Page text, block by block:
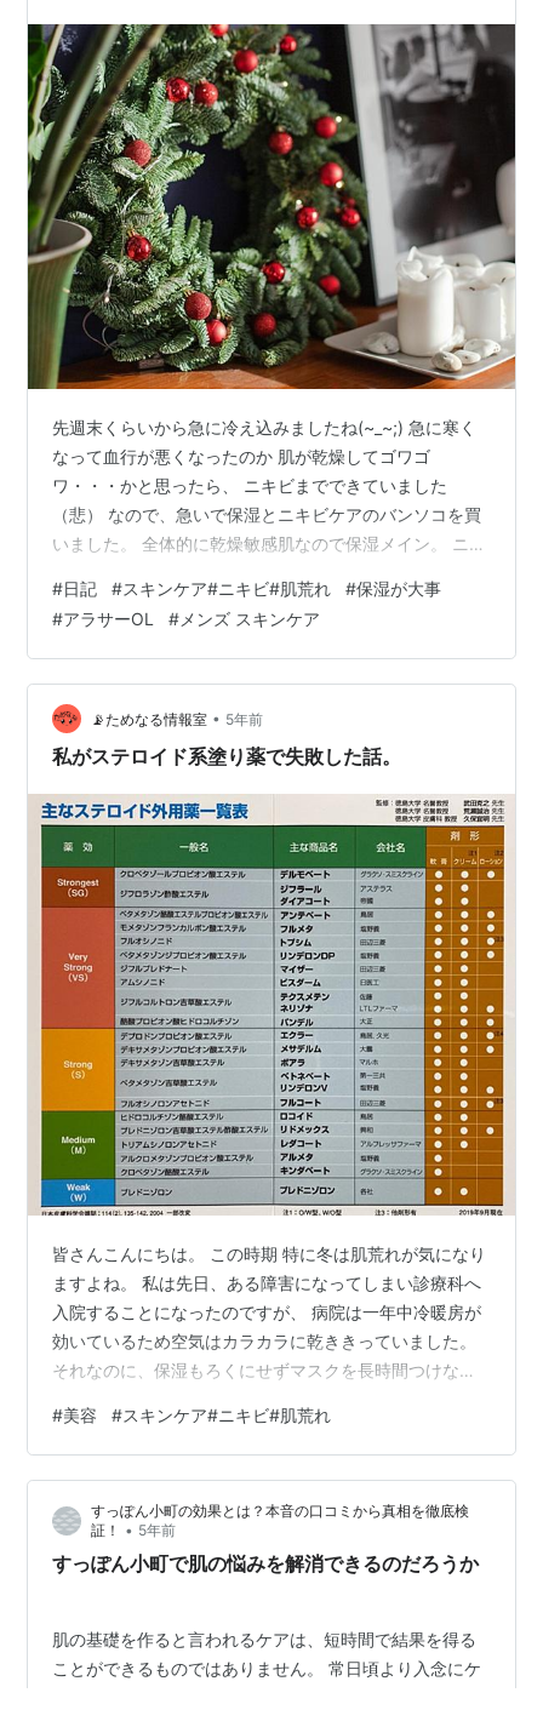
先週末くらいから急に冷え込みましたね(~_~;) 急に寒く
なって血行が悪くなったのか 肌が乾燥してゴワゴ
ワ・・・かと思ったら、 ニキビまでできていました
（悲） なので、急いで保湿とニキビケアのバンソコを買
いました。 全体的に乾燥敏感肌なので保湿メイン。 ニキ
（※2〜3個群発してしまったものはケアリーヴのスポッ
トタイプがおすすめ） 早く治るといいなあ。 kanari
#日記 #スキンケア#ニキビ#肌荒れ #保湿が大事
#アラサーOL # メンズ スキンケア
📡ためなる情報室 • 5年前
私がステロイド系塗り薬で失敗した話。
皆さんこんにちは。 この時期 特に冬は肌荒れが気になり
ますよね。 私は先日、ある障害になってしまい診療科へ
入院することになったのですが、 病院は一年中冷暖房が
効いているため空気はカラカラに乾ききっていました。
それなのに、保湿もろくにせずマスクを長時間つけない
ボツで真っ赤な肌へと変貌していったのです。 それと同
じくらいに私は腹部へ湿疹ができたため皮膚科からステ
ロイド軟こうをもらっていました。 私はみるみる汚くな
っていく自分の肌が嫌になりその時にもらったステロイ
ド軟こうを顔の皮膚に塗ってしまいました。 翌日、目が
覚め、鏡を見ると、、、、 皮膚が真…
#美容 #スキンケア#ニキビ#肌荒れ
すっぽん小町の効果とは？本音の口コミから真相を徹底検
証！
• 5年前
すっぽん小町で肌の悩みを解消できるのだろうか